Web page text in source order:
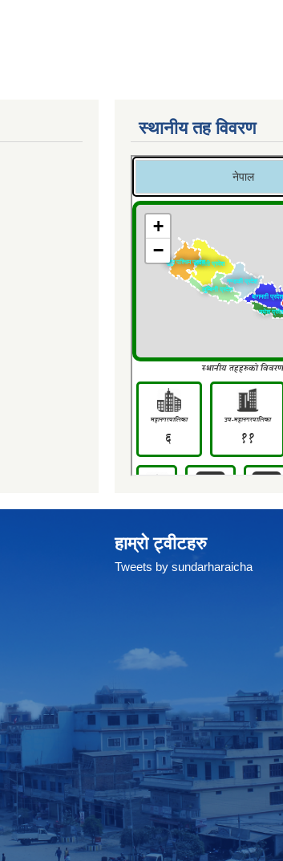
स्थानीय तह विवरण
हाम्रो ट्वीटहरु
Tweets by sundarharaicha